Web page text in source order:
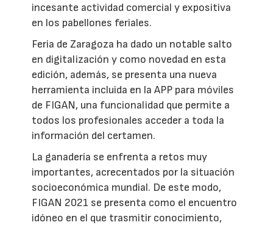
incesante actividad comercial y expositiva
en los pabellones feriales.
Feria de Zaragoza ha dado un notable salto
en digitalización y como novedad en esta
edición, además, se presenta una nueva
herramienta incluida en la APP para móviles
de FIGAN, una funcionalidad que permite a
todos los profesionales acceder a toda la
información del certamen.
La ganadería se enfrenta a retos muy
importantes, acrecentados por la situación
socioeconómica mundial. De este modo,
FIGAN 2021 se presenta como el encuentro
idóneo en el que trasmitir conocimiento,